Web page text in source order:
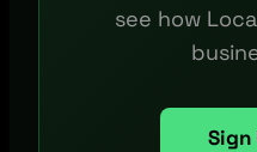
see how
Sign